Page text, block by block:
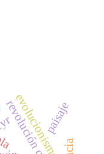
evolucionismo
paisaje